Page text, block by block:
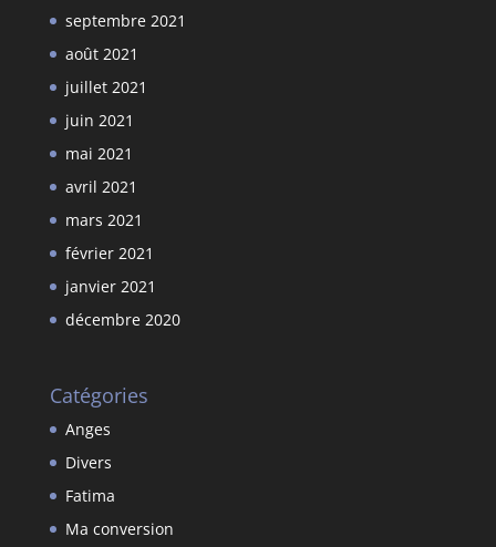
septembre 2021
août 2021
juillet 2021
juin 2021
mai 2021
avril 2021
mars 2021
février 2021
janvier 2021
décembre 2020
Catégories
Anges
Divers
Fatima
Ma conversion